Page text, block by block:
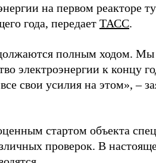
на первом реакторе
года, передает ТАСС.
полным ходом.
электроэнергии к концу
свои усилия на этом», –
стартом объекта
проверок. В